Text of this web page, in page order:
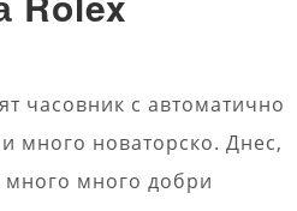
часовник с автоматично
много новаторско. Днес,
много много добри